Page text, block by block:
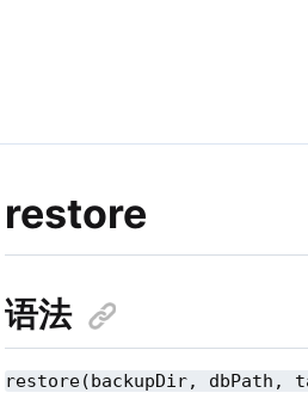
restore
语法
restore(backupDir,